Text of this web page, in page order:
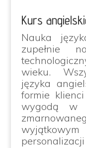
Kurs
Nauka
zupełnie
wieku.
języka
formie
wygodą w